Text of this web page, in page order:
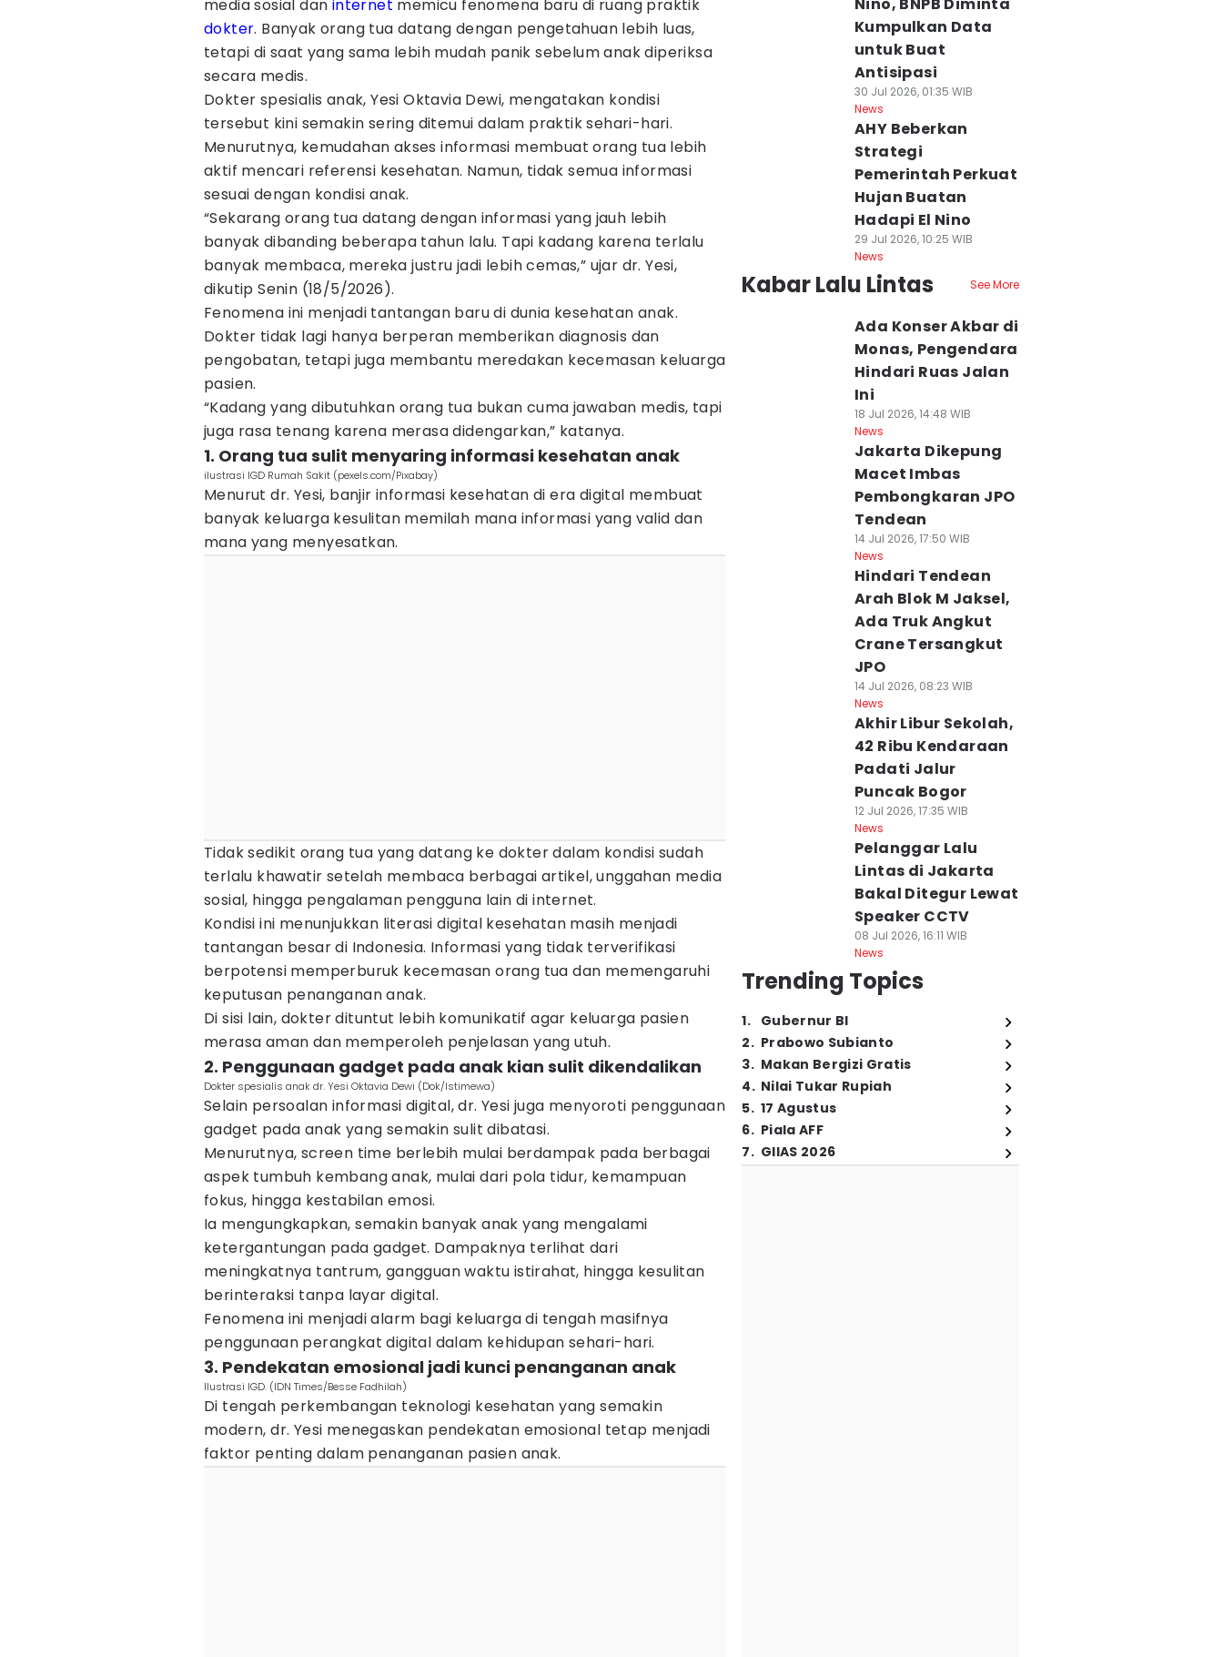
media sosial dan internet memicu fenomena baru di ruang praktik
dokter. Banyak orang tua datang dengan pengetahuan lebih luas,
tetapi di saat yang sama lebih mudah panik sebelum anak diperiksa
secara medis.
Dokter spesialis anak, Yesi Oktavia Dewi, mengatakan kondisi
tersebut kini semakin sering ditemui dalam praktik sehari-hari.
Menurutnya, kemudahan akses informasi membuat orang tua lebih
aktif mencari referensi kesehatan. Namun, tidak semua informasi
sesuai dengan kondisi anak.
“Sekarang orang tua datang dengan informasi yang jauh lebih
banyak dibanding beberapa tahun lalu. Tapi kadang karena terlalu
banyak membaca, mereka justru jadi lebih cemas,” ujar dr. Yesi,
dikutip Senin (18/5/2026).
Fenomena ini menjadi tantangan baru di dunia kesehatan anak.
Dokter tidak lagi hanya berperan memberikan diagnosis dan
pengobatan, tetapi juga membantu meredakan kecemasan keluarga
pasien.
“Kadang yang dibutuhkan orang tua bukan cuma jawaban medis, tapi
juga rasa tenang karena merasa didengarkan,” katanya.
1. Orang tua sulit menyaring informasi kesehatan anak
ilustrasi IGD Rumah Sakit (pexels.com/Pixabay)
Menurut dr. Yesi, banjir informasi kesehatan di era digital membuat
banyak keluarga kesulitan memilah mana informasi yang valid dan
mana yang menyesatkan.
Tidak sedikit orang tua yang datang ke dokter dalam kondisi sudah
terlalu khawatir setelah membaca berbagai artikel, unggahan media
sosial, hingga pengalaman pengguna lain di internet.
Kondisi ini menunjukkan literasi digital kesehatan masih menjadi
tantangan besar di Indonesia. Informasi yang tidak terverifikasi
berpotensi memperburuk kecemasan orang tua dan memengaruhi
keputusan penanganan anak.
Di sisi lain, dokter dituntut lebih komunikatif agar keluarga pasien
merasa aman dan memperoleh penjelasan yang utuh.
2. Penggunaan gadget pada anak kian sulit dikendalikan
Dokter spesialis anak dr. Yesi Oktavia Dewi (Dok/Istimewa)
Selain persoalan informasi digital, dr. Yesi juga menyoroti penggunaan
gadget pada anak yang semakin sulit dibatasi.
Menurutnya, screen time berlebih mulai berdampak pada berbagai
aspek tumbuh kembang anak, mulai dari pola tidur, kemampuan
fokus, hingga kestabilan emosi.
Ia mengungkapkan, semakin banyak anak yang mengalami
ketergantungan pada gadget. Dampaknya terlihat dari
meningkatnya tantrum, gangguan waktu istirahat, hingga kesulitan
berinteraksi tanpa layar digital.
Fenomena ini menjadi alarm bagi keluarga di tengah masifnya
penggunaan perangkat digital dalam kehidupan sehari-hari.
3. Pendekatan emosional jadi kunci penanganan anak
Ilustrasi IGD. (IDN Times/Besse Fadhilah)
Di tengah perkembangan teknologi kesehatan yang semakin
modern, dr. Yesi menegaskan pendekatan emosional tetap menjadi
faktor penting dalam penanganan pasien anak.
Kumpulkan Data
untuk Buat
Antisipasi
30 Jul 2026, 01:35 WIB
News
AHY Beberkan
Strategi
Pemerintah Perkuat
Hujan Buatan
Hadapi El Nino
29 Jul 2026, 10:25 WIB
News
Kabar Lalu Lintas See More
Ada Konser Akbar di
Monas, Pengendara
Hindari Ruas Jalan
Ini
18 Jul 2026, 14:48 WIB
News
Jakarta Dikepung
Macet Imbas
Pembongkaran JPO
Tendean
14 Jul 2026, 17:50 WIB
News
Hindari Tendean
Arah Blok M Jaksel,
Ada Truk Angkut
Crane Tersangkut
JPO
14 Jul 2026, 08:23 WIB
News
Akhir Libur Sekolah,
42 Ribu Kendaraan
Padati Jalur
Puncak Bogor
12 Jul 2026, 17:35 WIB
News
Pelanggar Lalu
Lintas di Jakarta
Bakal Ditegur Lewat
Speaker CCTV
08 Jul 2026, 16:11 WIB
News
Trending Topics
1. Gubernur BI
2. Prabowo Subianto
3. Makan Bergizi Gratis
4. Nilai Tukar Rupiah
5. 17 Agustus
6. Piala AFF
7. GIIAS 2026